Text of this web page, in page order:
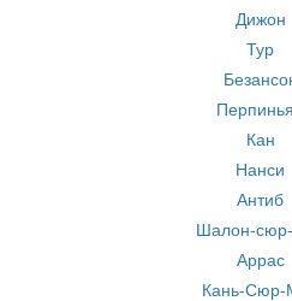
Дижон
Тур
Кан
Нанси
Антиб
Шалон-
Аррас
Кань-Сюр-